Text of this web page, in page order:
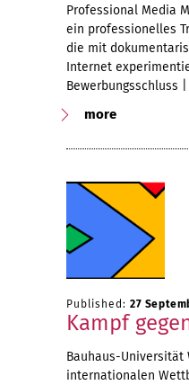
Professional Media
ein professionelles
die mit
Internet
Bewerbungsschluss |
more
Published: 27
Kampf
Bauhaus-
internationalen